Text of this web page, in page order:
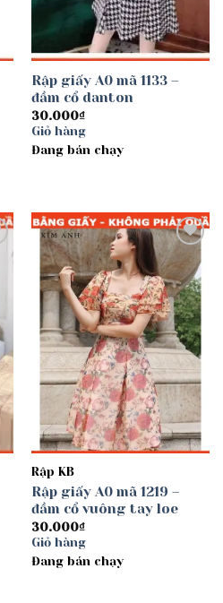
Rập giấy A0 mã 1133 –
đầm cổ danton
30.000₫
Giỏ hàng
Đang bán chạy
Add to
wishlist
Rập KB
Rập giấy A0 mã 1219 –
đầm cổ vuông tay loe
30.000₫
Giỏ hàng
Đang bán chạy